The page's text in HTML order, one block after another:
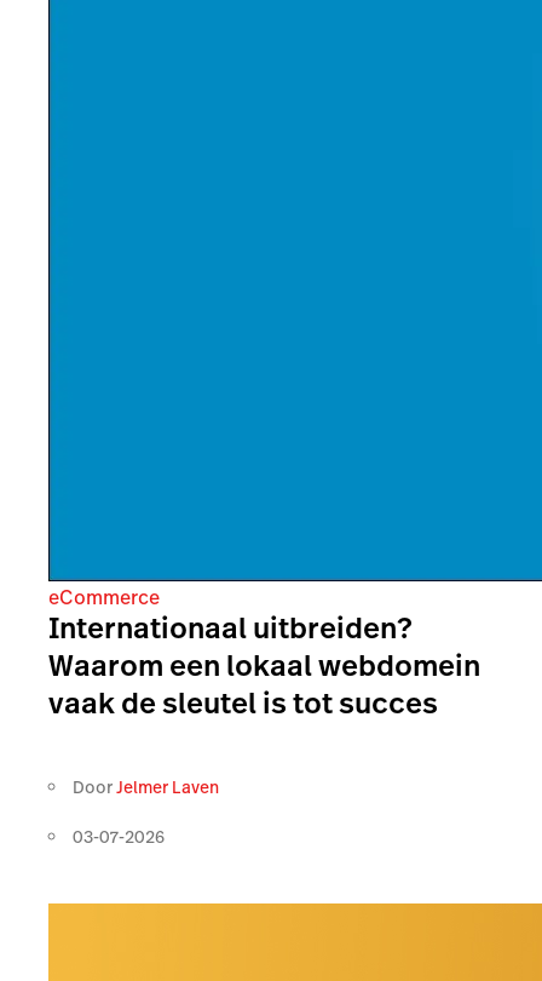
eCommerce
Internationaal uitbreiden?
Waarom een lokaal webdomein
vaak de sleutel is tot succes
DoorJelmer Laven
03-07-2026